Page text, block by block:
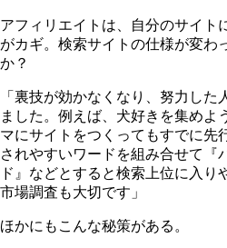
アフィリエイトは、自分のサイト
がカギ。検索サイトの仕様が変わ
か？
「裏技が効かなくなり、努力した
ました。例えば、犬好きを集めよ
マにサイトをつくってもすでに先
されやすいワードを組み合せて『
ド』などとすると検索上位に入り
市場調査も大切です」
ほかにもこんな秘策がある。